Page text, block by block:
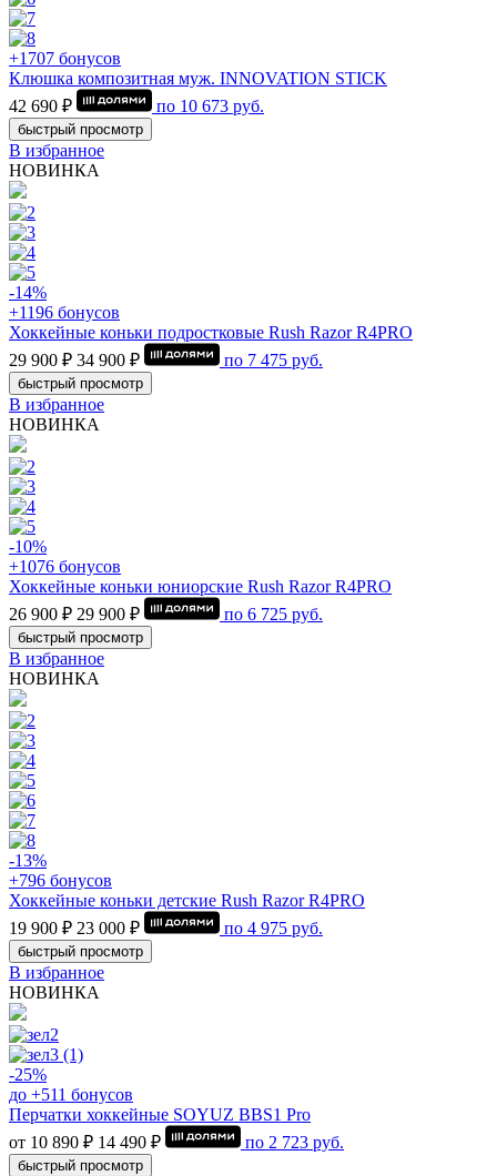
+1707 бонусов
Клюшка композитная муж. INNOVATION STICK
42 690 ₽
по 10 673 руб.
быстрый просмотр
В избранное
НОВИНКА
-14%
+1196 бонусов
Хоккейные коньки подростковые Rush Razor R4PRO
29 900 ₽ 34 900 ₽ по 7 475 руб.
быстрый просмотр
В избранное
НОВИНКА
-10%
+1076 бонусов
Хоккейные коньки юниорские Rush Razor R4PRO
26 900 ₽ 29 900 ₽ по 6 725 руб.
быстрый просмотр
В избранное
НОВИНКА
-13%
+796 бонусов
Хоккейные коньки детские Rush Razor R4PRO
19 900 ₽ 23 000 ₽ по 4 975 руб.
быстрый просмотр
В избранное
НОВИНКА
-25%
до +511 бонусов
Перчатки хоккейные SOYUZ BBS1 Pro
от 10 890 ₽ 14 490 ₽ по 2 723 руб.
быстрый просмотр